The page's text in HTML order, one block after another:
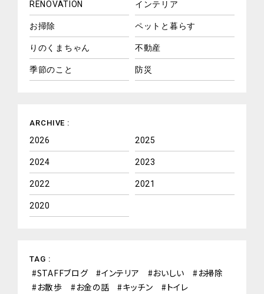
RENOVATION インテリア
お掃除 ペットと暮らす
りのくまちゃん 不動産
季節のこと 防災
ARCHIVE :
2026 2025
2024 2023
2022 2021
2020
TAG :
STAFFブログ インテリア おいしい
お掃除
お散歩
お金の話 キッチン
トイレ